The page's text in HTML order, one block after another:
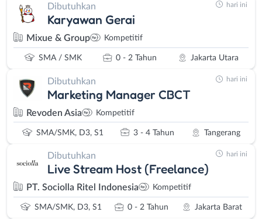
Dibutuhkan
Karyawan Gerai
Mixue & Group Kompetitif
SMA / SMK 0 - 2 Tahun Jakarta Utara
hari ini
Dibutuhkan
Marketing Manager CBCT
Revoden Asia Kompetitif
SMA/SMK, D3, S1 3 - 4 Tahun Tangerang
hari ini
Dibutuhkan
Live Stream Host (Freelance)
PT. Sociolla Ritel Indonesia Kompetitif
SMA/SMK, D3, S1 0 - 2 Tahun Jakarta Barat
hari ini